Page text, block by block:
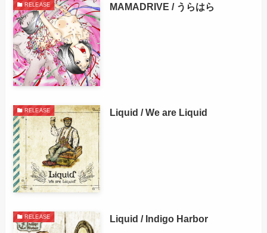
RELEASE MAMADRIVE / うらはら
RELEASE Liquid / We are Liquid
RELEASE Liquid / Indigo Harbor